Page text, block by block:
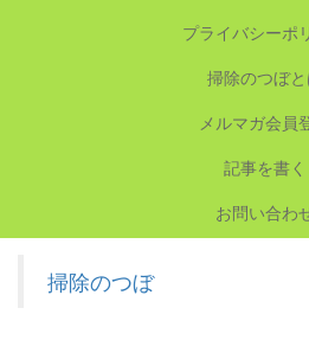
プライバシーポ
掃除のつぼ
メルマガ会員
記事を書く
お問い合わ
掃除のつぼ